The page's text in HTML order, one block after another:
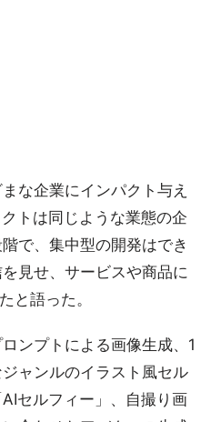
な企業にインパクト与え
トは同じような業態の企
で、集中型の開発はでき
見せ、サービスや商品に
と語った。
ンプトによる画像生成、1
ャンルのイラスト風セル
セルフィー」、自撮り画